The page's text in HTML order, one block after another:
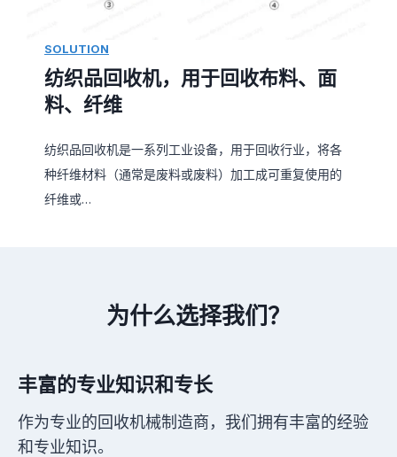
SOLUTION
纺织品回收机，用于回收布料、面
料、纤维
纺织品回收机是一系列工业设备，用于回收行业，将各
种纤维材料（通常是废料或废料）加工成可重复使用的
纤维或…
为什么选择我们？
丰富的专业知识和专长
作为专业的回收机械制造商，我们拥有丰富的经验
和专业知识。